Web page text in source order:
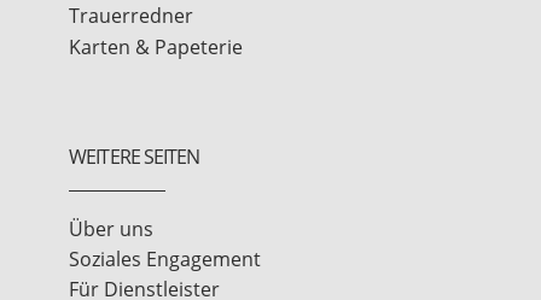
Trauerredner
Karten & Papeterie
WEITERE SEITEN
Über uns
Soziales Engagement
Für Dienstleister